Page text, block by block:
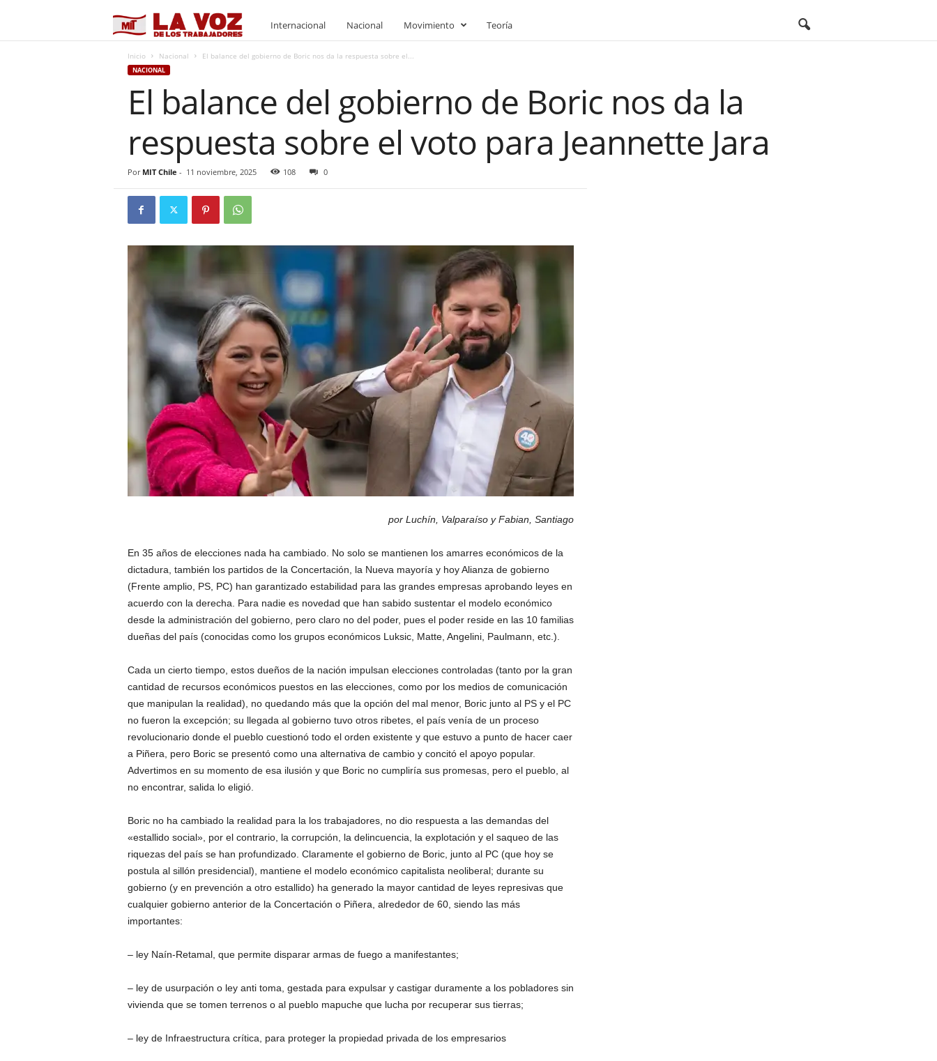
I
Internacional Nacional Movimiento Teoría
Inicio Nacional El balance del gobierno de Boric nos da la respuesta sobre el...
NACIONAL
El balance del gobierno de Boric nos da la
respuesta sobre el voto para Jeannette Jara
Por MIT Chile - 11 noviembre, 2025 108 0
por Luchín, Valparaíso y Fabian, Santiago
En 35 años de elecciones nada ha cambiado. No solo se mantienen los amarres económicos de la
dictadura, también los partidos de la Concertación, la Nueva mayoría y hoy Alianza de gobierno
(Frente amplio, PS, PC) han garantizado estabilidad para las grandes empresas aprobando leyes en
acuerdo con la derecha. Para nadie es novedad que han sabido sustentar el modelo económico
desde la administración del gobierno, pero claro no del poder, pues el poder reside en las 10 familias
dueñas del país (conocidas como los grupos económicos Luksic, Matte, Angelini, Paulmann, etc.).
Cada un cierto tiempo, estos dueños de la nación impulsan elecciones controladas (tanto por la gran
cantidad de recursos económicos puestos en las elecciones, como por los medios de comunicación
que manipulan la realidad), no quedando más que la opción del mal menor, Boric junto al PS y el PC
no fueron la excepción; su llegada al gobierno tuvo otros ribetes, el país venía de un proceso
revolucionario donde el pueblo cuestionó todo el orden existente y que estuvo a punto de hacer caer
a Piñera, pero Boric se presentó como una alternativa de cambio y concitó el apoyo popular.
Advertimos en su momento de esa ilusión y que Boric no cumpliría sus promesas, pero el pueblo, al
no encontrar, salida lo eligió.
Boric no ha cambiado la realidad para la los trabajadores, no dio respuesta a las demandas del
«estallido social», por el contrario, la corrupción, la delincuencia, la explotación y el saqueo de las
riquezas del país se han profundizado. Claramente el gobierno de Boric, junto al PC (que hoy se
postula al sillón presidencial), mantiene el modelo económico capitalista neoliberal; durante su
gobierno (y en prevención a otro estallido) ha generado la mayor cantidad de leyes represivas que
cualquier gobierno anterior de la Concertación o Piñera, alrededor de 60, siendo las más
importantes:
– ley Naín-Retamal, que permite disparar armas de fuego a manifestantes;
– ley de usurpación o ley anti toma, gestada para expulsar y castigar duramente a los pobladores sin
vivienda que se tomen terrenos o al pueblo mapuche que lucha por recuperar sus tierras;
– ley de Infraestructura crítica, para proteger la propiedad privada de los empresarios